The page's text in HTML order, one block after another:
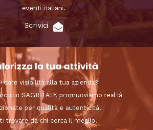
eventi italiani.
Scrivici
la tua attività
dare visibilità alla tua azienda?
SAGRITALY, promuoviamo realtà
per qualità e autenticità.
trovare da chi cerca il meglio!